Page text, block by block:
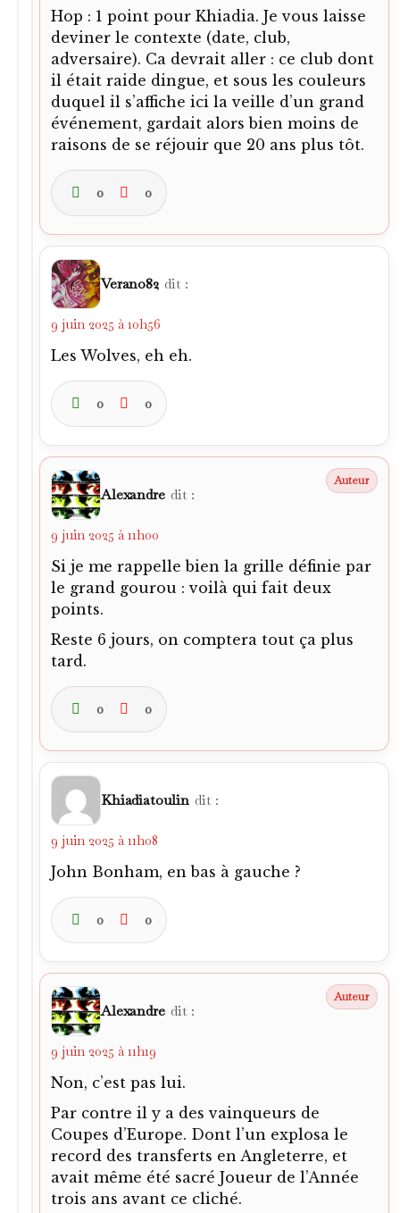
Hop : 1 point pour Khiadia. Je vous laisse
deviner le contexte (date, club,
adversaire). Ca devrait aller : ce club dont
il était raide dingue, et sous les couleurs
duquel il s’affiche ici la veille d’un grand
événement, gardait alors bien moins de
raisons de se réjouir que 20 ans plus tôt.
0 0
Verano82 dit :
9 juin 2025 à 10h56
Les Wolves, eh eh.
0 0
Alexandre dit :
9 juin 2025 à 11h00
Si je me rappelle bien la grille définie par
le grand gourou : voilà qui fait deux
points.
Reste 6 jours, on comptera tout ça plus
tard.
0 0
Khiadiatoulin dit :
9 juin 2025 à 11h08
John Bonham, en bas à gauche ?
0 0
Alexandre dit :
9 juin 2025 à 11h19
Non, c’est pas lui.
Par contre il y a des vainqueurs de
Coupes d’Europe. Dont l’un explosa le
record des transferts en Angleterre, et
avait même été sacré Joueur de l’Année
trois ans avant ce cliché.